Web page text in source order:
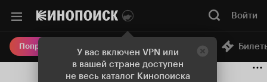
У вас включен VPN или
в вашей стране доступен
не весь каталог Кинопоиска
Войти
Попробовать Плюс Онлайн-кинотеатр